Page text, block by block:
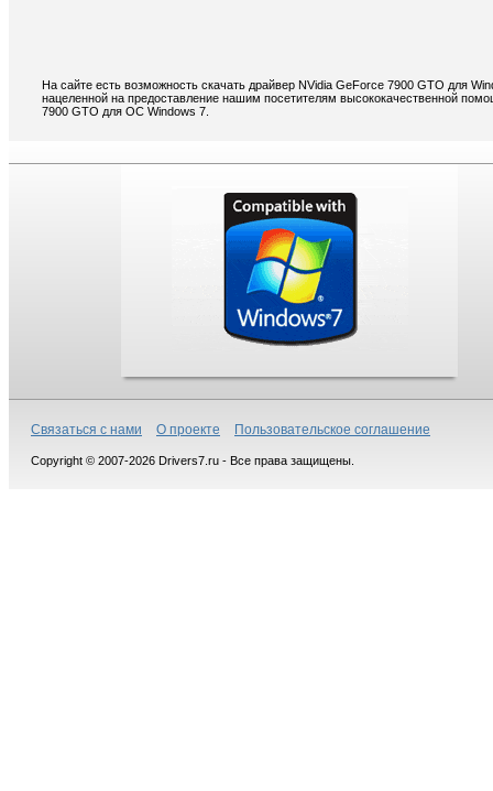
На сайте есть возможность скачать драйвер NVidia GeForce 7900 GTO для
нацеленной на предоставление нашим посетителям высококачественной
7900 GTO для ОС Windows 7.
Связаться с нами О проекте Пользовательское соглашение
Copyright © 2007-2026 Drivers7.ru - Все права защищены.